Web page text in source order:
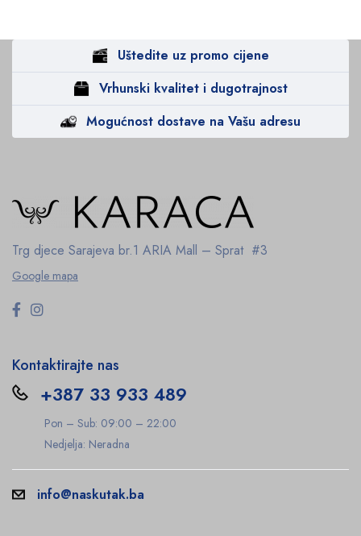
Uštedite uz promo cijene
Vrhunski kvalitet i dugotrajnost
Mogućnost dostave na Vašu adresu
Trg djece Sarajeva br.1 ARIA Mall – Sprat #3
Google mapa
Kontaktirajte nas
+387 33 933 489
Pon – Sub: 09:00 – 22:00
Nedjelja: Neradna
info@naskutak.ba